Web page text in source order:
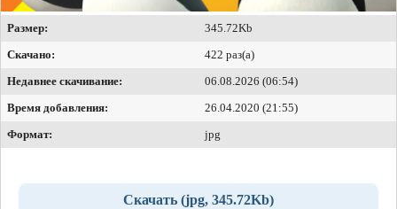
Размер:
345.72Kb
Скачано:
422 раз(а)
Недавнее скачивание:
06.08.2026 (06:54)
Время добавления:
26.04.2020 (21:55)
Формат:
jpg
Скачать (jpg, 345.72Kb)